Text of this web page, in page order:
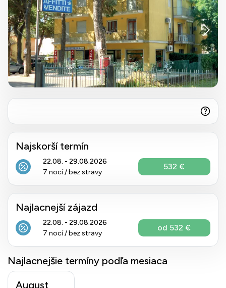
Najskorší termín
22.08. - 29.08.2026
7 nocí / bez stravy
532 €
Najlacnejší zájazd
22.08. - 29.08.2026
7 nocí / bez stravy
od 532 €
Najlacnejšie termíny podľa mesiaca
August